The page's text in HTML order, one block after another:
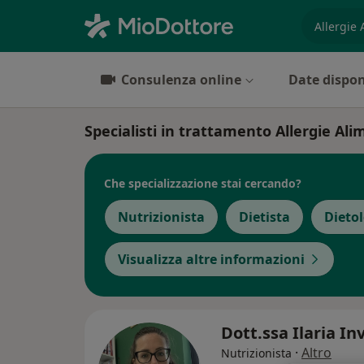
Consulenza online Date
Specialisti in trattamento Allergie
Che specializzazione stai cercando?
Nutrizionista Dietista
Visualizza altre informazioni
Dott.ssa Ilaria
Nutrizionista · Altro